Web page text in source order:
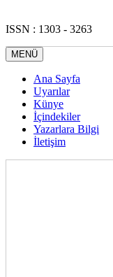
ISSN : 1303 - 3263
MENÜ
Ana Sayfa
Uyarılar
Künye
İçindekiler
Yazarlara Bilgi
İletişim